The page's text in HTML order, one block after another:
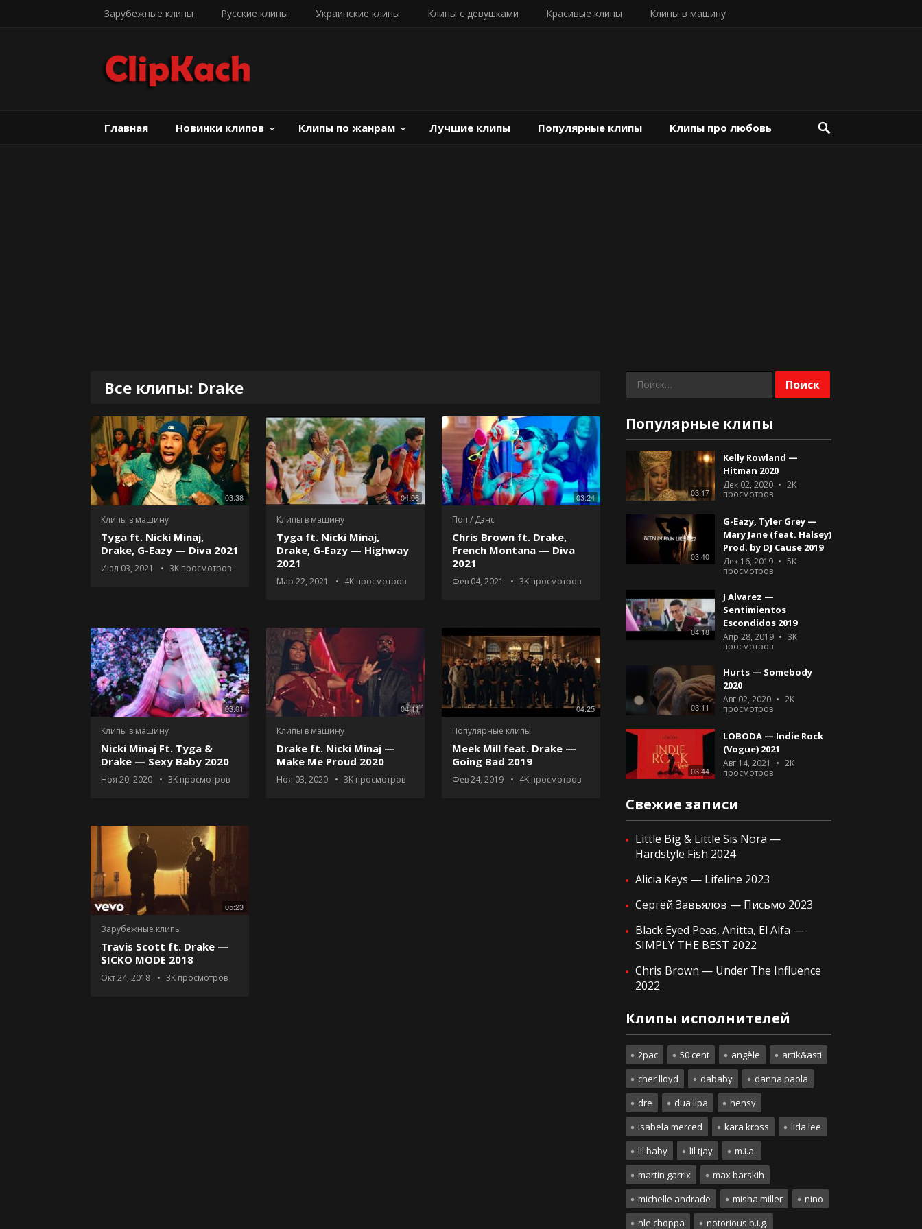
Зарубежные клипы Русские клипы Украинские клипы Клипы с девушками Красивые клипы Клипы в машину
Главная Новинки клипов Клипы по жанрам Лучшие клипы Популярные клипы Клипы про любовь
Все клипы: Drake
03:38
Клипы в машину
Tyga ft. Nicki Minaj,
Drake, G-Eazy — Diva 2021
Июл 03, 2021 3K просмотров
04:06
Клипы в машину
Tyga ft. Nicki Minaj,
Drake, G-Eazy — Highway
2021
Мар 22, 2021 4K просмотров
03:24
Поп / Дэнс
Chris Brown ft. Drake,
French Montana — Diva
2021
Фев 04, 2021 3K просмотров
03:01
Клипы в машину
Nicki Minaj Ft. Tyga &
Drake — Sexy Baby 2020
Ноя 20, 2020 3K просмотров
04:11
Клипы в машину
Drake ft. Nicki Minaj —
Make Me Proud 2020
Ноя 03, 2020 3K просмотров
04:25
Популярные клипы
Meek Mill feat. Drake —
Going Bad 2019
Фев 24, 2019 4K просмотров
05:23
Зарубежные клипы
Travis Scott ft. Drake —
SICKO MODE 2018
Окт 24, 2018 3K просмотров
Найти:
Популярные клипы
03:17
Kelly Rowland —
Hitman 2020
Дек 02, 2020
2K
просмотров
03:40
G-Eazy, Tyler Grey —
Mary Jane (feat. Halsey)
Prod. by DJ Cause 2019
Дек 16, 2019
5K
просмотров
04:18
J Alvarez —
Sentimientos
Escondidos 2019
Апр 28, 2019
3K
просмотров
03:11
Hurts — Somebody
2020
Авг 02, 2020
2K
просмотров
03:44
LOBODA — Indie Rock
(Vogue) 2021
Авг 14, 2021
2K
просмотров
Свежие записи
Little Big & Little Sis Nora —
Hardstyle Fish 2024
Alicia Keys — Lifeline 2023
Сергей Завьялов — Письмо 2023
Black Eyed Peas, Anitta, El Alfa —
SIMPLY THE BEST 2022
Chris Brown — Under The Influence
2022
Клипы исполнителей
2pac 50 cent angèle
artik&asti
cher lloyd
dababy
danna paola
dre
dua lipa
hensy
isabela merced
kara kross
lida lee
lil baby
lil tjay
m.i.a.
martin garrix
max barskih
michelle andrade
misha miller
nino
nle choppa
notorious b.i.g.